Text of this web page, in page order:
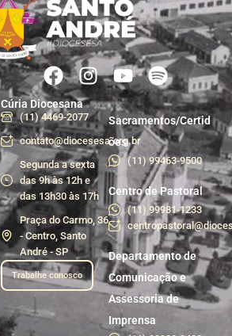
Cúria Diocesana
(11) 4469-2077
contato@diocesesa.org.br
Segunda a sexta
das 9h às 12h e
das 13h30 às 17h
Praça do Carmo, 36
- Centro, Santo
André - SP
Trabalhe conosco
Sacramentos/Certid
ões
(11) 99463-9500
Centro de Pastoral
(11) 99981-1233
Departamento de
Comunicação e
Assessoria de
Imprensa